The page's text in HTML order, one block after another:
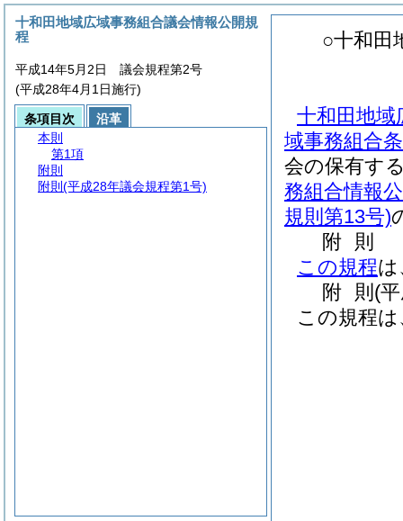
○十和田
十和田地域
域事務組合
会の保有す
務組合情報
規則第13号)
附 則
この規程は
附 則 (
この規程
十和田地域広域事務組合議会情報公開規
程
平成14年5月2日 議会規程第2号
(平成28年4月1日施行)
条項目次
沿革
本則
第1項
附則
附則 (平成28年議会規程第1号)